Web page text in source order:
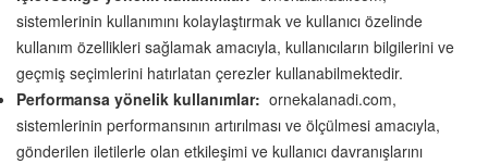
sistemlerinin kullanımını kolaylaştırmak ve kullanıcı özelinde
kullanım özellikleri sağlamak amacıyla, kullanıcıların bilgilerini ve
geçmiş seçimlerini hatırlatan çerezler kullanabilmektedir.
Performansa yönelik kullanımlar: ornekalanadi.com,
sistemlerinin performansının artırılması ve ölçülmesi amacıyla,
gönderilen iletilerle olan etkileşimi ve kullanıcı davranışlarını